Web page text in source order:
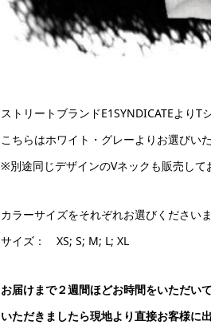
ストリートブランドE1SYNDICATEよりT
こちらはホワイト・グレーよりお選びいた
※別途同じデザインのVネックも販売して
カラーサイズをそれぞれお選びくださいま
サイズ： XS; S; M; L; XL
お届けまで２週間ほどお時間をいただい
いただきましたら現地より直接お客様に